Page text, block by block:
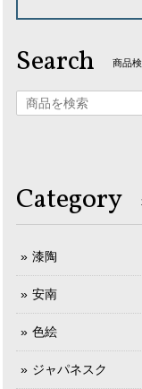
Search 商品
Category
漆陶
安南
色絵
ジャパネスク